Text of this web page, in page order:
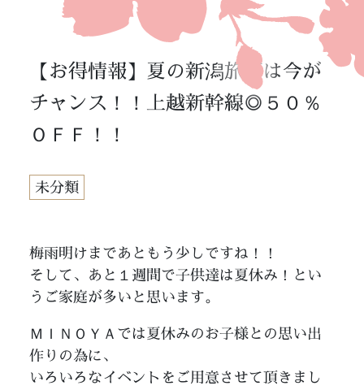
【お得情報】夏の新潟旅行は今が
チャンス！！上越新幹線◎５０％
ＯＦＦ！！
未分類
梅雨明けまであともう少しですね！！
そして、あと１週間で子供達は夏休み！とい
うご家庭が多いと思います。
ＭＩＮＯＹＡでは夏休みのお子様との思い出
作りの為に、
いろいろなイベントをご用意させて頂きまし